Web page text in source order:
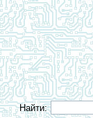
Найти: